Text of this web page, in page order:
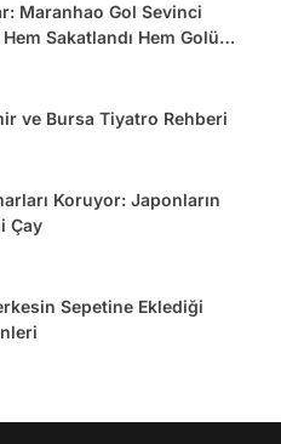
Maranhao Gol Sevinci
Sakatlandı Hem Golü
ve Bursa Tiyatro Rehberi
Koruyor: Japonların
Çay
Sepetine Eklediği